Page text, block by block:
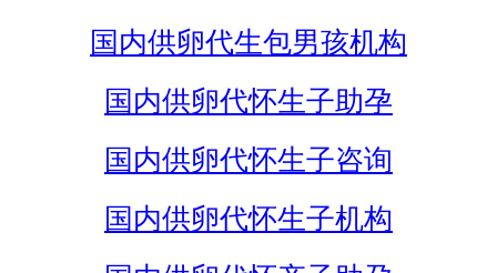
国内供卵代生包男孩机构
国内供卵代怀生子助孕
国内供卵代怀生子咨询
国内供卵代怀生子机构